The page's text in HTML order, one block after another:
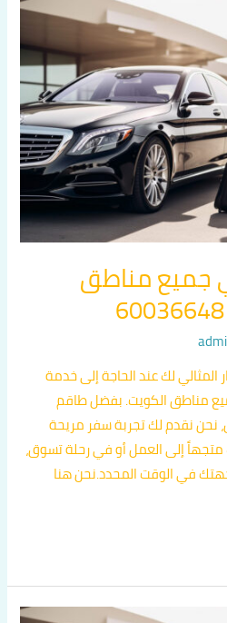
جميع مناطق
المثالي لك عند الحاجة إلى خدمة
مناطق الكويت. بفضل طاقم
نحن نقدم لك تجربة سفر مريحة
إلى العمل أو في رحلة تسوق،
في الوقت المحدد.نحن هنا